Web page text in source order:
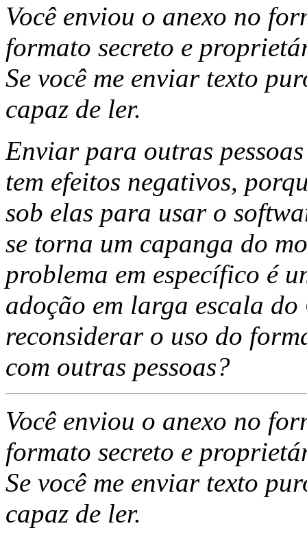
Você enviou o anexo no
formato secreto e
Se você me enviar texto
capaz de ler.
Enviar para outras
tem efeitos negativos,
sob elas para usar o
se torna um capanga do
problema em específico é
adoção em larga escala
reconsiderar o uso do
com outras pessoas?
Você enviou o anexo no
formato secreto e
Se você me enviar texto
capaz de ler.